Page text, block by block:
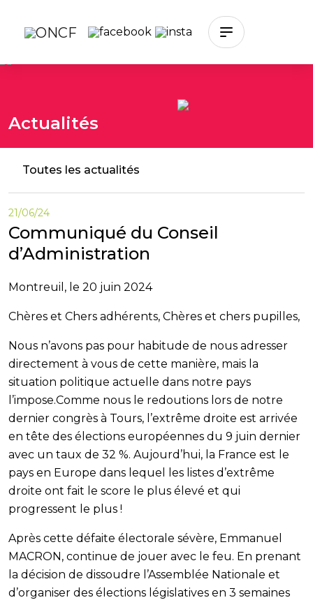
Actualités
Toutes les actualités
21/06/24
Communiqué du Conseil
d’Administration
Montreuil, le 20 juin 2024
Chères et Chers adhérents, Chères et chers pupilles,
Nous n’avons pas pour habitude de nous adresser
directement à vous de cette manière, mais la
situation politique actuelle dans notre pays
l’impose.Comme nous le redoutions lors de notre
dernier congrès à Tours, l’extrême droite est arrivée
en tête des élections européennes du 9 juin dernier
avec un taux de 32 %. Aujourd’hui, la France est le
pays en Europe dans lequel les listes d’extrême
droite ont fait le score le plus élevé et qui
progressent le plus !
Après cette défaite électorale sévère, Emmanuel
MACRON, continue de jouer avec le feu. En prenant
la décision de dissoudre l’Assemblée Nationale et
d’organiser des élections législatives en 3 semaines